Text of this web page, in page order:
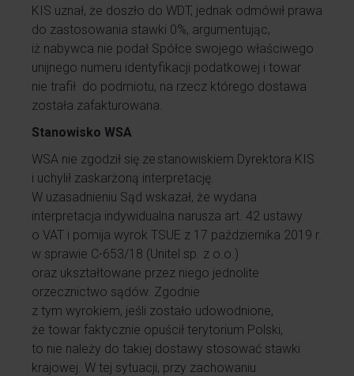
KIS uznał, że doszło do WDT, jednak odmówił prawa
do zastosowania stawki 0%, argumentując,
iż nabywca nie podał Spółce swojego właściwego
unijnego numeru identyfikacji podatkowej i towar
nie trafił do podmiotu, na rzecz którego dostawa
została zafakturowana.
Stanowisko WSA
WSA nie zgodził się ze stanowiskiem Dyrektora KIS
i uchylił zaskarżoną interpretację.
W uzasadnieniu Sąd wskazał, że wydana
interpretacja indywidualna narusza art. 42 ustawy
o VAT i pomija wyrok TSUE z 17 października 2019 r.
w sprawie C-653/18 (Unitel sp. z o.o.)
oraz ukształtowane przez niego jednolite
orzecznictwo sądów. Zgodnie
z tym wyrokiem, jeśli zostało udowodnione,
że towar faktycznie opuścił terytorium Polski,
to nie należy do takiej dostawy stosować stawki
krajowej. W tej sytuacji, przy zachowaniu